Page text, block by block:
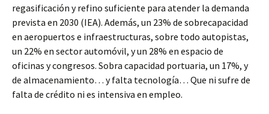
regasificación y refino suficiente para atender la demanda
prevista en 2030 (IEA). Además, un 23% de sobrecapacidad
en aeropuertos e infraestructuras, sobre todo autopistas,
un 22% en sector automóvil, y un 28% en espacio de
oficinas y congresos. Sobra capacidad portuaria, un 17%, y
de almacenamiento… y falta tecnología… Que ni sufre de
falta de crédito ni es intensiva en empleo.